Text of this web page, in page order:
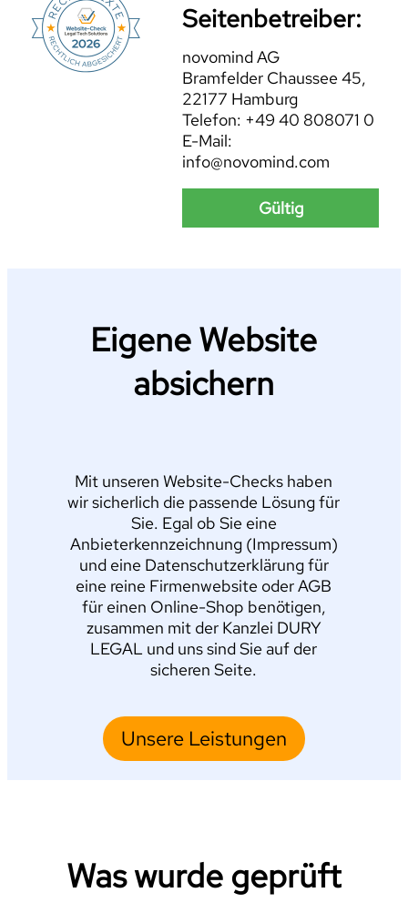
Seitenbetreiber:
novomind AG
Bramfelder Chaussee 45,
22177 Hamburg
Telefon: +49 40 808071 0
E-Mail:
info@novomind.com
Gültig
Eigene Website
absichern
Mit unseren Website-Checks haben
wir sicherlich die passende Lösung für
Sie. Egal ob Sie eine
Anbieterkennzeichnung (Impressum)
und eine Datenschutzerklärung für
eine reine Firmenwebsite oder AGB
für einen Online-Shop benötigen,
zusammen mit der Kanzlei DURY
LEGAL und uns sind Sie auf der
sicheren Seite.
Unsere Leistungen
Was wurde geprüft